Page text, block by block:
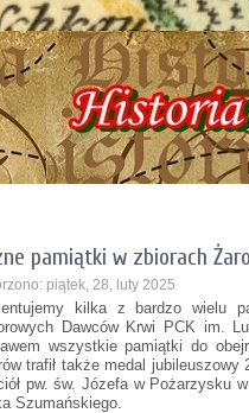
ul. Dworcowa 3 !!! e-
pamiątki w zbiorach
piątek, 28, luty 2025
kilka z bardzo wielu
Dawców Krwi PCK im.
wszystkie pamiątki do
trafił także medal jubileuszowy
pw. św. Józefa w Pożarzysku
Szumańskiego.